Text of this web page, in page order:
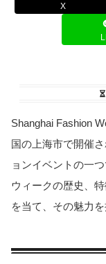
X
Shanghai Fashion
国の上海市で開催
ョンイベントの一
ウィークの歴史、
を当て、その魅力を